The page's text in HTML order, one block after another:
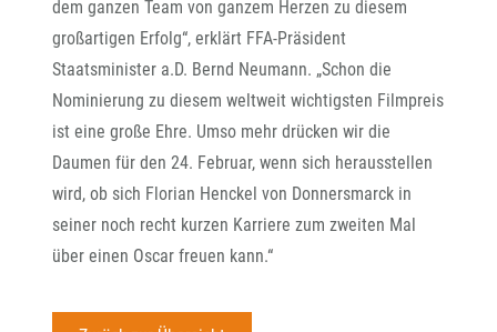
dem ganzen Team von ganzem Herzen zu diesem
großartigen Erfolg“, erklärt FFA-Präsident
Staatsminister a.D. Bernd Neumann. „Schon die
Nominierung zu diesem weltweit wichtigsten Filmpreis
ist eine große Ehre. Umso mehr drücken wir die
Daumen für den 24. Februar, wenn sich herausstellen
wird, ob sich Florian Henckel von Donnersmarck in
seiner noch recht kurzen Karriere zum zweiten Mal
über einen Oscar freuen kann.“